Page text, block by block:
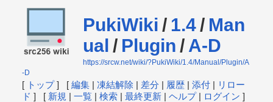
PukiWiki / 1.4/ Man
ual / Plugin / A-D
https://srcw.net/wiki/?PukiWiki/1.4/Manual/Plugin/A
-D
[ トップ] [ 編集| 凍結解除| 差分 | 履歴| 添付| リロー
ド ] [ 新規 | 一覧| 検索| 最終更新| ヘルプ| ログイン ]